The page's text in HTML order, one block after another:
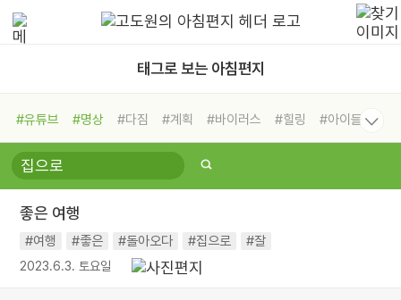
태그로 보는 아침편지
#유튜브 #명상 #다짐 #계획 #바이러스 #힐링
#아이들
#비전캠프
#독서캠프 #삶
#희망
#나눔 #친구 #링컨학교
#독서
#건강
좋은 여행
#여행 #좋은 #돌아오다 #집으로 #잘
2023.6.3. 토요일